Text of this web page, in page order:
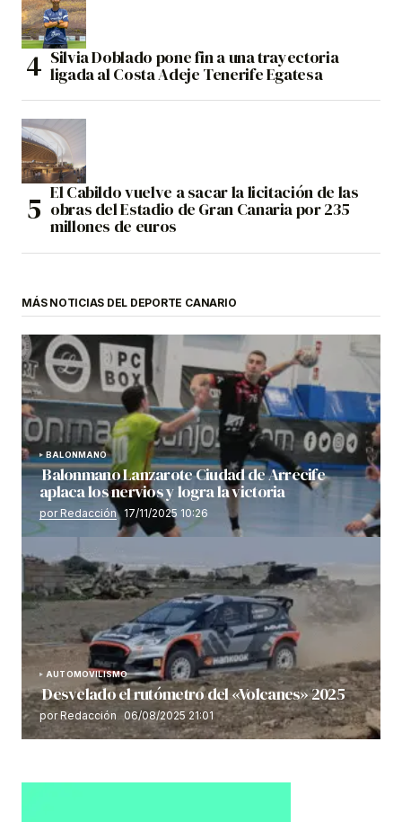
Silvia Doblado pone fin a una trayectoria
ligada al Costa Adeje Tenerife Egatesa
El Cabildo vuelve a sacar la licitación de las
obras del Estadio de Gran Canaria por 235
millones de euros
MÁS NOTICIAS DEL DEPORTE CANARIO
BALONMANO
Balonmano Lanzarote Ciudad de Arrecife
aplaca los nervios y logra la victoria
por Redacción 17/11/2025 10:26
AUTOMOVILISMO
Desvelado el rutómetro del «Volcanes» 2025
por Redacción 06/08/2025 21:01